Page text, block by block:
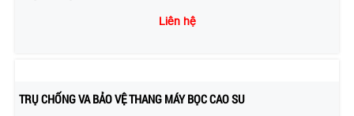
Liên hệ
TRỤ CHỐNG VA BẢO VỆ THANG MÁY BỌC CAO SU